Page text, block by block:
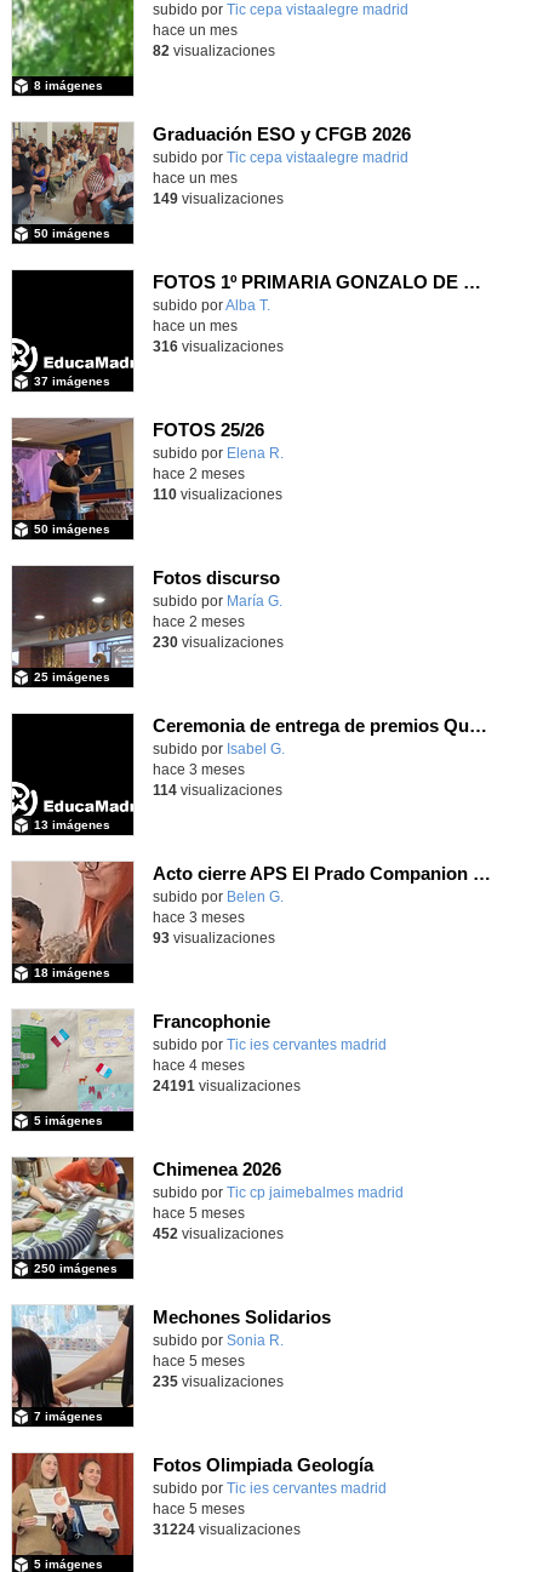
subido por Tic cepa vistaalegre madrid
8 imágenes
hace un mes
82 visualizaciones
Graduación ESO y CFGB 2026
subido por Tic cepa vistaalegre madrid
50 imágenes
hace un mes
149visualizaciones
FOTOS 1º PRIMARIA GONZALO DE BERCEO
subido porAlba T.
37 imágenes
hace un mes
316visualizaciones
FOTOS 25/26
Contenido educativo.
subido por Elena R.
50 imágenes
hace 2 meses
110visualizaciones
Fotos discurso
Contenido educativo.
subido por María G.
25 imágenes
hace 2 meses
230visualizaciones
Ceremonia de entrega de premios Quizstory 2026
subido por Isabel G.
13 imágenes
hace 3 meses
114visualizaciones
Acto cierre APS El Prado Companion - Galería de imágenes
subido por Belen G.
18 imágenes
hace 3 meses
93visualizaciones
Francophonie
subido por Tic ies cervantes madrid
5 imágenes
hace 4 meses
24191 visualizaciones
Chimenea 2026
subido por Tic cp jaimebalmes madrid
250 imágenes
hace 5 meses
452 visualizaciones
Mechones Solidarios
subido por Sonia R.
7 imágenes
hace 5 meses
235visualizaciones
Fotos Olimpiada Geología
Contenido educativo.
subido por Tic ies cervantes madrid
5 imágenes
hace 5 meses
31224visualizaciones